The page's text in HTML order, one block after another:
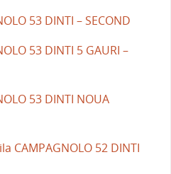
53 DINTI – SECOND
53 DINTI 5 GAURI –
53 DINTI NOUA
CAMPAGNOLO 52 DINTI